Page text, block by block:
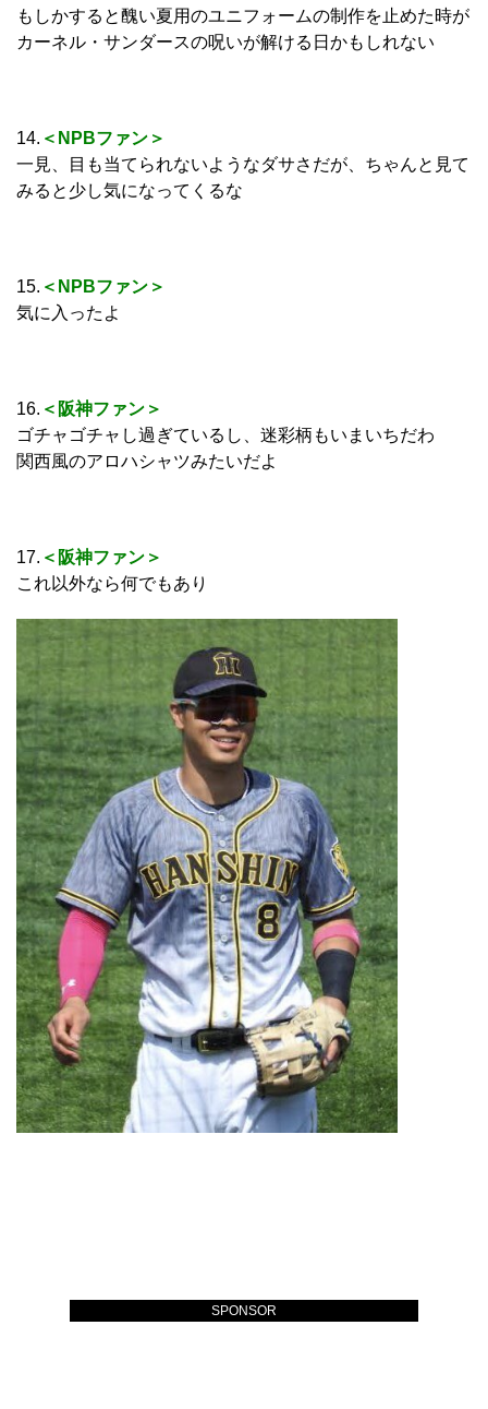
SPONSOR
もしかすると醜い夏用のユニフォームの制作を止めた時が
カーネル・サンダースの呪いが解ける日かもしれない
14. ＜NPBファン＞
一見、目も当てられないようなダサさだが、ちゃんと見て
みると少し気になってくるな
15. ＜NPBファン＞
気に入ったよ
16. ＜阪神ファン＞
ゴチャゴチャし過ぎているし、迷彩柄もいまいちだわ
関西風のアロハシャツみたいだよ
17. ＜阪神ファン＞
これ以外なら何でもあり